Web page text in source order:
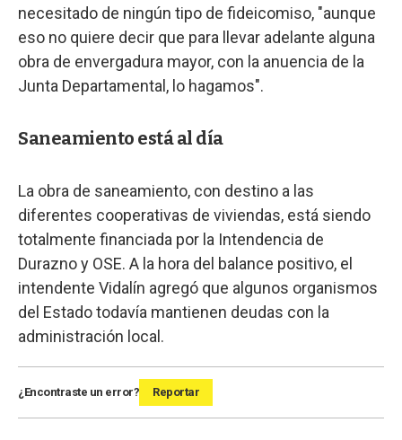
necesitado de ningún tipo de fideicomiso, "aunque
eso no quiere decir que para llevar adelante alguna
obra de envergadura mayor, con la anuencia de la
Junta Departamental, lo hagamos".
Saneamiento está al día
La obra de saneamiento, con destino a las
diferentes cooperativas de viviendas, está siendo
totalmente financiada por la Intendencia de
Durazno y OSE. A la hora del balance positivo, el
intendente Vidalín agregó que algunos organismos
del Estado todavía mantienen deudas con la
administración local.
¿Encontraste un error? Reportar